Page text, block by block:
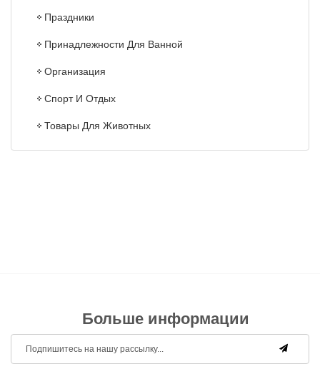
Праздники
Принадлежности Для Ванной
Организация
Спорт И Отдых
Товары Для Животных
Больше информации